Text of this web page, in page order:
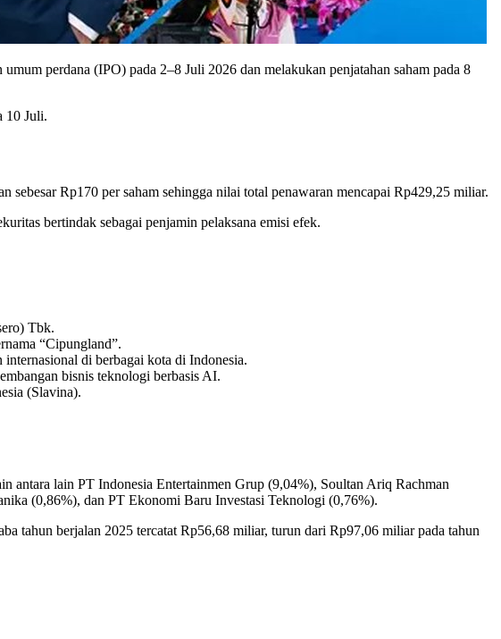
perdana (IPO) pada 2–8 Juli 2026 dan melakukan penjatahan saham pada 8
10 Juli.
Rp170 per saham sehingga nilai total penawaran mencapai Rp429,25 miliar.
bertindak sebagai penjamin pelaksana emisi efek.
Tbk.
“Cipungland”.
di berbagai kota di Indonesia.
bisnis teknologi berbasis AI.
(Slavina).
antara lain PT Indonesia Entertainmen Grup (9,04%), Soultan Ariq Rachman
(0,86%), dan PT Ekonomi Baru Investasi Teknologi (0,76%).
tahun berjalan 2025 tercatat Rp56,68 miliar, turun dari Rp97,06 miliar pada tahun